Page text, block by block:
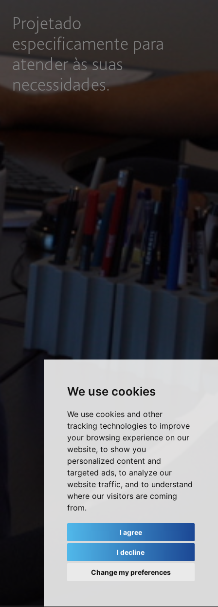
We use cookies
We use cookies and other
tracking technologies to improve
your browsing experience on our
website, to show you
personalized content and
targeted ads, to analyze our
website traffic, and to understand
where our visitors are coming
from.
I agree
I decline
Change my preferences
Projetado
especificamente para
atender às suas
necessidades.